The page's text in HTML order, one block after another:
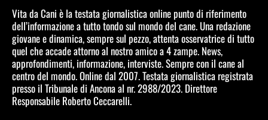
Vita da Cani è la testata giornalistica online punto di riferimento
dell’informazione a tutto tondo sul mondo del cane. Una redazione
giovane e dinamica, sempre sul pezzo, attenta osservatrice di tutto
quel che accade attorno al nostro amico a 4 zampe. News,
approfondimenti, informazione, interviste. Sempre con il cane al
centro del mondo. Online dal 2007. Testata giornalistica registrata
presso il Tribunale di Ancona al nr. 2988/2023. Direttore
Responsabile Roberto Ceccarelli.